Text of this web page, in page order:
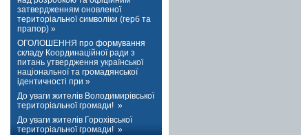
затвердженням оновленої
територіальної символіки (герб та
прапор) »
ОГОЛОШЕННЯ про формування
складу Координаційної ради з
питань утвердження української
національної та громадянської
ідентичності при »
До уваги жителів Володимирівської
територіальної громади! »
До уваги жителів Горохівської
територіальної громади! »